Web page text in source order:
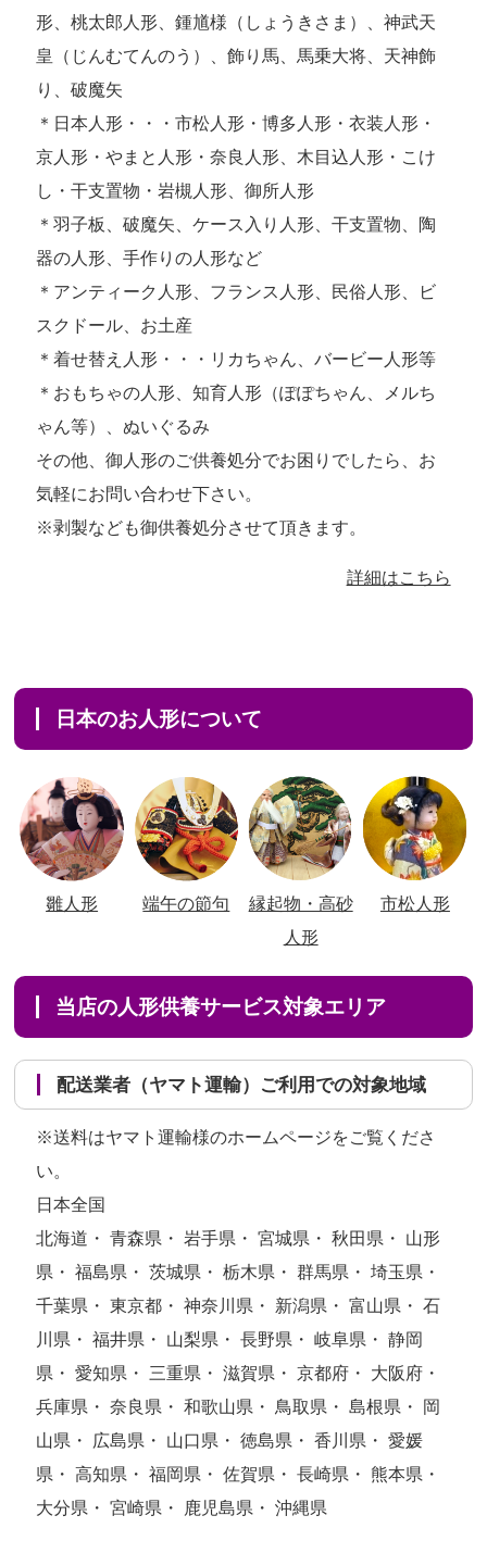
形、桃太郎人形、鍾馗様（しょうきさま）、神武天
皇（じんむてんのう）、飾り馬、馬乗大将、天神飾
り、破魔矢
＊日本人形・・・市松人形・博多人形・衣装人形・
京人形・やまと人形・奈良人形、木目込人形・こけ
し・干支置物・岩槻人形、御所人形
＊羽子板、破魔矢、ケース入り人形、干支置物、陶
器の人形、手作りの人形など
＊アンティーク人形、フランス人形、民俗人形、ビ
スクドール、お土産
＊着せ替え人形・・・リカちゃん、バービー人形等
＊おもちゃの人形、知育人形（ぽぽちゃん、メルち
ゃん等）、ぬいぐるみ
その他、御人形のご供養処分でお困りでしたら、お
気軽にお問い合わせ下さい。
※剥製なども御供養処分させて頂きます。
詳細はこちら
日本のお人形について
雛人形 端午の節句
縁起物・高砂
人形
市松人形
当店の人形供養サービス対象エリア
配送業者（ヤマト運輸）ご利用での対象地域
※送料はヤマト運輸様のホームページをご覧くださ
い。
日本全国
北海道・ 青森県・ 岩手県・ 宮城県・ 秋田県・ 山形
県・ 福島県・ 茨城県・ 栃木県・ 群馬県・ 埼玉県・
千葉県・ 東京都・ 神奈川県・ 新潟県・ 富山県・ 石
川県・ 福井県・ 山梨県・ 長野県・ 岐阜県・ 静岡
県・ 愛知県・ 三重県・ 滋賀県・ 京都府・ 大阪府・
兵庫県・ 奈良県・ 和歌山県・ 鳥取県・ 島根県・ 岡
山県・ 広島県・ 山口県・ 徳島県・ 香川県・ 愛媛
県・ 高知県・ 福岡県・ 佐賀県・ 長崎県・ 熊本県・
大分県・ 宮崎県・ 鹿児島県・ 沖縄県